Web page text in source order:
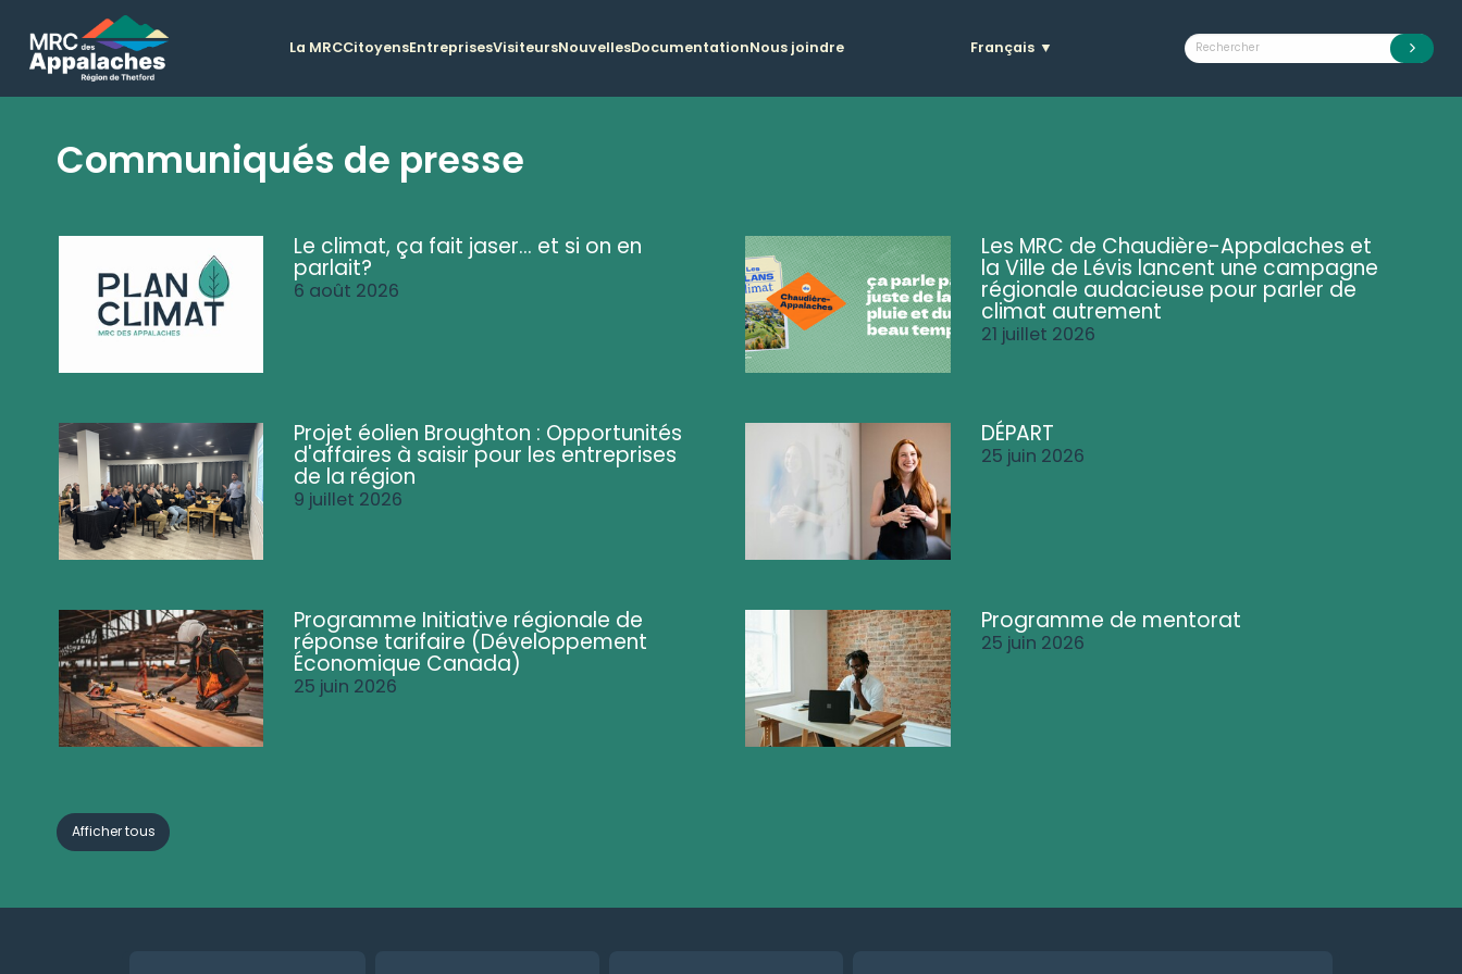
La MRCCitoyensEntreprisesVisiteursNouvellesDocumentationNous joindre Français ▼
Communiqués de presse
Le climat, ça fait jaser... et si on en
parlait?
6 août 2026
Les MRC de Chaudière-Appalaches et
la Ville de Lévis lancent une campagne
régionale audacieuse pour parler de
climat autrement
21 juillet 2026
Projet éolien Broughton : Opportunités
d'affaires à saisir pour les entreprises
de la région
9 juillet 2026
DÉPART
25 juin 2026
Programme Initiative régionale de
réponse tarifaire (Développement
Économique Canada)
25 juin 2026
Programme de mentorat
25 juin 2026
Afficher tous